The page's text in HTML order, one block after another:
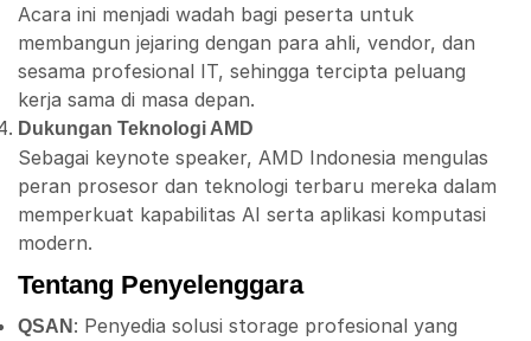
Acara ini menjadi wadah bagi peserta untuk
membangun jejaring dengan para ahli, vendor, dan
sesama profesional IT, sehingga tercipta peluang
kerja sama di masa depan.
Dukungan Teknologi AMD
Sebagai keynote speaker, AMD Indonesia mengulas
peran prosesor dan teknologi terbaru mereka dalam
memperkuat kapabilitas AI serta aplikasi komputasi
modern.
Tentang Penyelenggara
QSAN : Penyedia solusi storage profesional yang